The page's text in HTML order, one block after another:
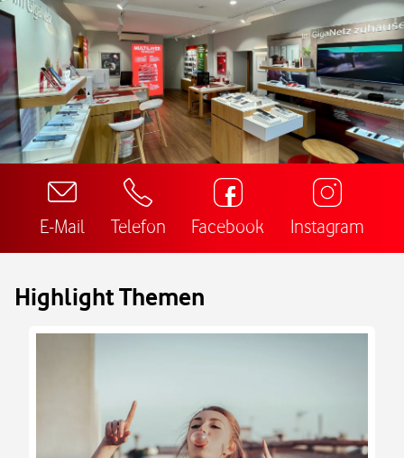
E-Mail Telefon Facebook Instagram
Highlight Themen